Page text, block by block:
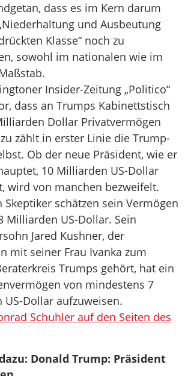
dass es im Kern darum
und Ausbeutung
Klasse“ noch zu
sowohl im nationalen wie im
Insider-Zeitung „Politico“
dass an Trumps Kabinettstisch
Dollar Privatvermögen
zählt in erster Linie die Trump-
Ob der neue Präsident, wie er
10 Milliarden US-Dollar
wird von manchen bezweifelt.
Skeptiker schätzen sein Vermögen
Milliarden US-Dollar. Sein
Jared Kushner, der
mit seiner Frau Ivanka zum
Trumps gehört, hat ein
von mindestens 7
Dollar aufzuweisen.
Schuhler auf den Seiten des
Donald Trump: Präsident